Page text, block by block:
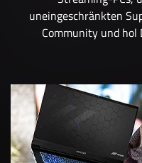
uneingeschränkten
Community und hol